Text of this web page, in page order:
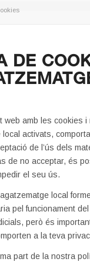
DE
web amb les cookies i
local activats,
de l’ús dels
de no acceptar, és
el seu ús.
local
pel funcionament
però és
a la teva
part de la nostra